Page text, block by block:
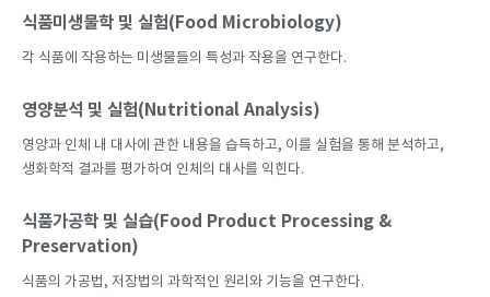
식품미생물학 및 실험(Food Microbiology)
각 식품에 작용하는 미생물들의 특성과 작용을 연구한다.
영양분석 및 실험(Nutritional Analysis)
영양과 인체 내 대사에 관한 내용을 습득하고, 이를 실험을 통해 분석하고,
생화학적 결과를 평가하여 인체의 대사를 익힌다.
식품가공학 및 실습(Food Product Processing &
Preservation)
식품의 가공법, 저장법의 과학적인 원리와 기능을 연구한다.